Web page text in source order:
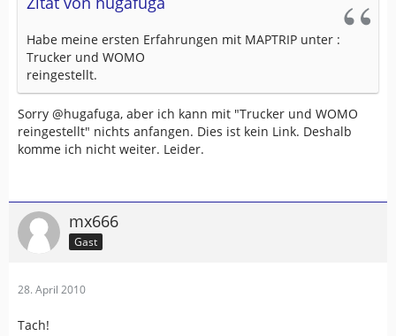
Habe meine ersten Erfahrungen mit MAPTRIP unter :
Trucker und WOMO
reingestellt.
Sorry @hugafuga, aber ich kann mit "Trucker und WOMO
reingestellt" nichts anfangen. Dies ist kein Link. Deshalb
komme ich nicht weiter. Leider.
mx666
Gast
28. April 2010
Tach!